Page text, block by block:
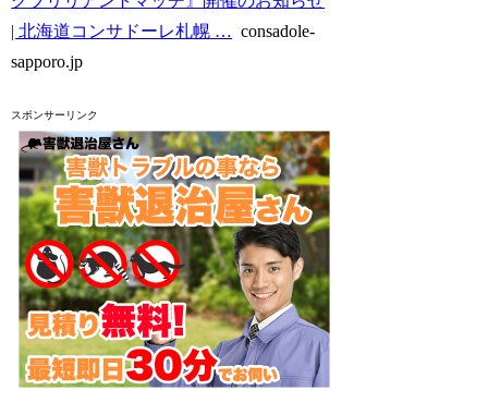
| 北海道コンサドーレ札幌 … consadole-
sapporo.jp
スポンサーリンク